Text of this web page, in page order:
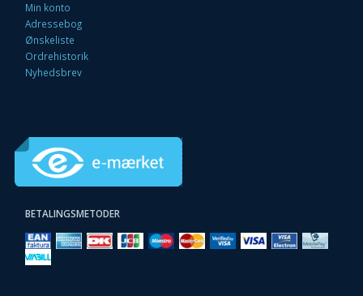
Min konto
Adressebog
Ønskeliste
Ordrehistorik
Nyhedsbrev
BETALINGSMETODER